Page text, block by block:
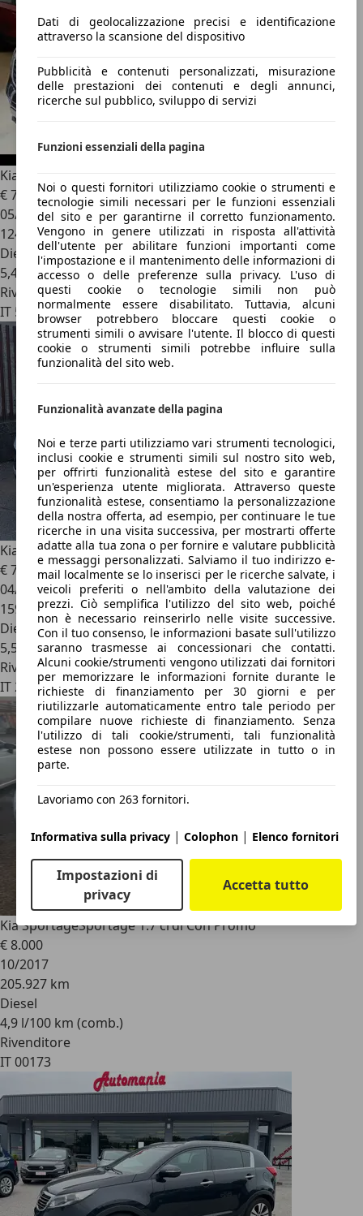
Dati di geolocalizzazione precisi e identificazione
attraverso la scansione del dispositivo
Pubblicità e contenuti personalizzati, misurazione
delle prestazioni dei contenuti e degli annunci,
ricerche sul pubblico, sviluppo di servizi
Funzioni essenziali della pagina
Noi o questi fornitori utilizziamo cookie o strumenti e
tecnologie simili necessari per le funzioni essenziali
del sito e per garantirne il corretto funzionamento.
Vengono in genere utilizzati in risposta all'attività
dell'utente per abilitare funzioni importanti come
l'impostazione e il mantenimento delle informazioni di
accesso o delle preferenze sulla privacy. L'uso di
questi cookie o tecnologie simili non può
normalmente essere disabilitato. Tuttavia, alcuni
browser potrebbero bloccare questi cookie o
strumenti simili o avvisare l'utente. Il blocco di questi
cookie o strumenti simili potrebbe influire sulla
funzionalità del sito web.
Funzionalità avanzate della pagina
Noi e terze parti utilizziamo vari strumenti tecnologici,
inclusi cookie e strumenti simili sul nostro sito web,
per offrirti funzionalità estese del sito e garantire
un'esperienza utente migliorata. Attraverso queste
funzionalità estese, consentiamo la personalizzazione
della nostra offerta, ad esempio, per continuare le tue
ricerche in una visita successiva, per mostrarti offerte
adatte alla tua zona o per fornire e valutare pubblicità
e messaggi personalizzati. Salviamo il tuo indirizzo e-
mail localmente se lo inserisci per le ricerche salvate, i
veicoli preferiti o nell'ambito della valutazione dei
prezzi. Ciò semplifica l'utilizzo del sito web, poiché
non è necessario reinserirlo nelle visite successive.
Con il tuo consenso, le informazioni basate sull'utilizzo
saranno trasmesse ai concessionari che contatti.
Alcuni cookie/strumenti vengono utilizzati dai fornitori
per memorizzare le informazioni fornite durante le
richieste di finanziamento per 30 giorni e per
riutilizzarle automaticamente entro tale periodo per
compilare nuove richieste di finanziamento. Senza
l'utilizzo di tali cookie/strumenti, tali funzionalità
estese non possono essere utilizzate in tutto o in
parte.
Lavoriamo con 263 fornitori.
Informativa sulla privacy | Colophon | Elenco fornitori
Impostazioni di
privacy
Accetta tutto
Kia Sportage
€ 7.500
05/2012
124.000 km
Diesel
5,4 l/100 km (comb.)
Rivenditore
IT 50012
Kia SportageSportage III 2013 1.7 crdi Active 2wd
€ 7.590
04/2013
159.000 km
Diesel
5,5 l/100 km (comb.)
Rivenditore
IT 24033
Kia SportageSportage 1.7 crdi Con Promo
€ 8.000
10/2017
205.927 km
Diesel
4,9 l/100 km (comb.)
Rivenditore
IT 00173